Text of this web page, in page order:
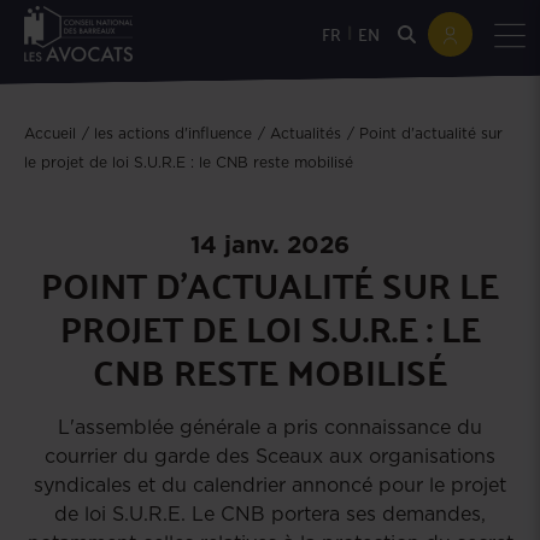
FR EN
Accueil les actions d'influence Actualités
Point d'actualité sur
le projet de loi S.U.R.E : le CNB reste mobilisé
14 janv. 2026
POINT D'ACTUALITÉ SUR LE
PROJET DE LOI S.U.R.E : LE
CNB RESTE MOBILISÉ
L'assemblée générale a pris connaissance du
courrier du garde des Sceaux aux organisations
syndicales et du calendrier annoncé pour le projet
de loi S.U.R.E. Le CNB portera ses demandes,